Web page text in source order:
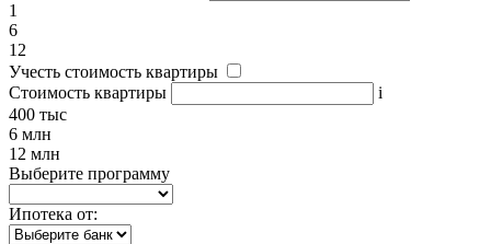
1
6
12
Учесть стоимость квартиры
Стоимость квартиры
i
400 тыс
6 млн
12 млн
Выберите программу
Ипотека от: